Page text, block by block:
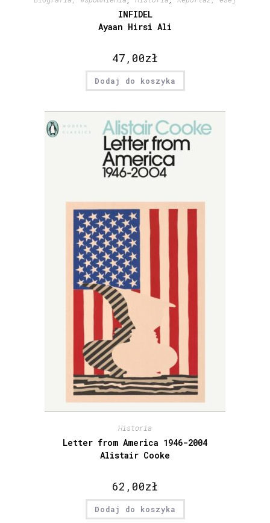
INFIDEL
Ayaan Hirsi Ali
47,00zł
Dodaj do koszyka
Historia
Letter from America 1946-2004
Alistair Cooke
62,00zł
Dodaj do koszyka